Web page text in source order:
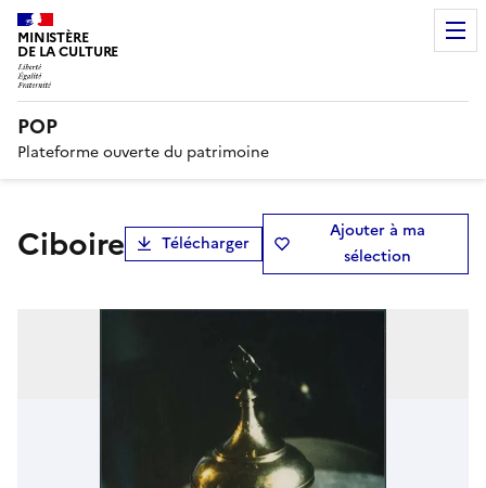
MINISTÈRE
DE LA CULTURE
POP
Plateforme ouverte du patrimoine
ciboire Télécharger
Ajouter à ma
sélection